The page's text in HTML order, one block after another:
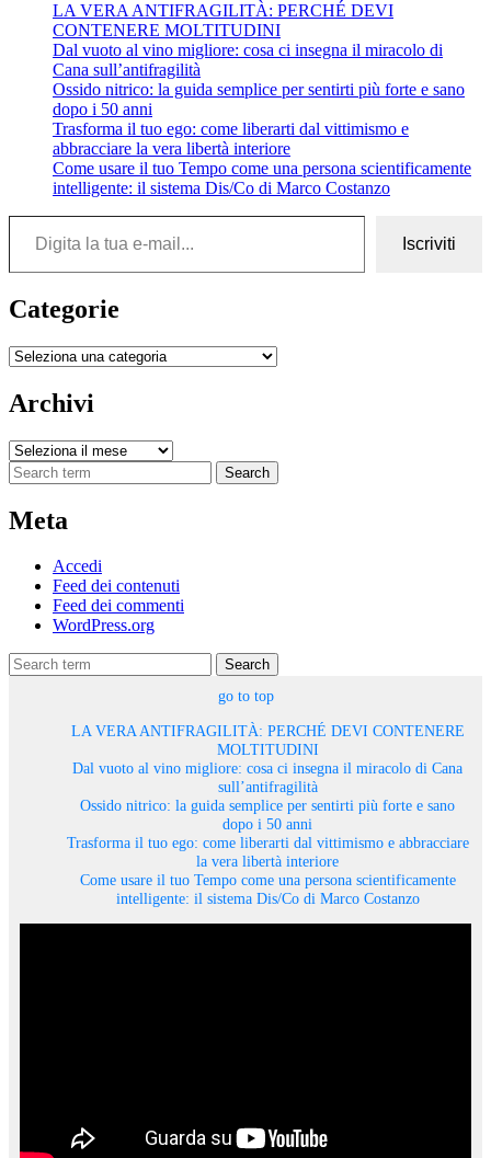
LA VERA ANTIFRAGILITÀ: PERCHÉ DEVI
CONTENERE MOLTITUDINI
Dal vuoto al vino migliore: cosa ci insegna il miracolo di
Cana sull’antifragilità
Ossido nitrico: la guida semplice per sentirti più forte e sano
dopo i 50 anni
Trasforma il tuo ego: come liberarti dal vittimismo e
abbracciare la vera libertà interiore
Come usare il tuo Tempo come una persona scientificamente
intelligente: il sistema Dis/Co di Marco Costanzo
Digita la tua e-mail...
Iscriviti
Categorie
Categorie
Archivi
Archivi
Search
Meta
Accedi
Feed dei contenuti
Feed dei commenti
WordPress.org
Search
go to top
LA VERA ANTIFRAGILITÀ: PERCHÉ DEVI CONTENERE
MOLTITUDINI
Dal vuoto al vino migliore: cosa ci insegna il miracolo di Cana
sull’antifragilità
Ossido nitrico: la guida semplice per sentirti più forte e sano
dopo i 50 anni
Trasforma il tuo ego: come liberarti dal vittimismo e abbracciare
la vera libertà interiore
Come usare il tuo Tempo come una persona scientificamente
intelligente: il sistema Dis/Co di Marco Costanzo